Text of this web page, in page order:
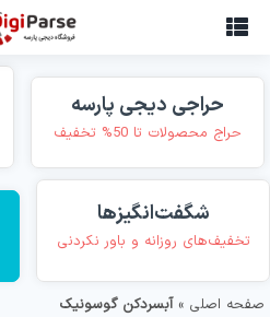
حراجی دیجی پارسه
حراج محصولات تا 50% تخفیف
شگفت‌انگیزها
تخفیف‌های روزانه و باور نکردنی
صفحه اصلی »آبسردکن گوسونیک